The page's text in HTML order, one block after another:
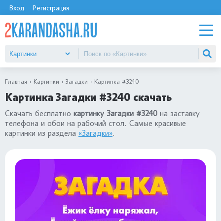
Вход Регистрация
Главная Картинки Загадки Картинка #3240
Картинка Загадки #3240 скачать
Скачать бесплатно картинку Загадки #3240 на заставку
телефона и обои на рабочий стол. Самые красивые
картинки из раздела «Загадки».